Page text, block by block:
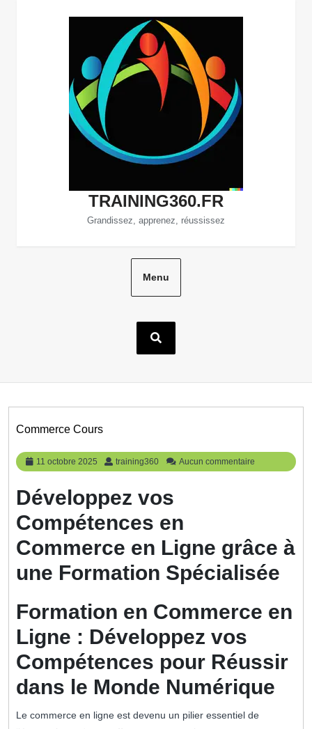
TRAINING360.FR
Grandissez, apprenez, réussissez
Menu
Commerce Cours
11 octobre 2025
11
octobre
training360 training360
Aucun commentaire
Développez vos
Compétences en
Commerce en Ligne grâce à
une Formation Spécialisée
Formation en Commerce en
Ligne : Développez vos
Compétences pour Réussir
dans le Monde Numérique
Le commerce en ligne est devenu un pilier essentiel de